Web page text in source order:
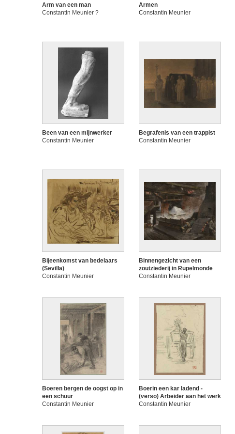
Arm van een man
Constantin Meunier ?
Armen
Constantin Meunier
Been van een mijnwerker
Constantin Meunier
Begrafenis van een trappist
Constantin Meunier
Bijeenkomst van bedelaars
(Sevilla)
Constantin Meunier
Binnengezicht van een
zoutziederij in Rupelmonde
Constantin Meunier
Boeren bergen de oogst op in
een schuur
Constantin Meunier
Boerin een kar ladend -
(verso) Arbeider aan het werk
Constantin Meunier